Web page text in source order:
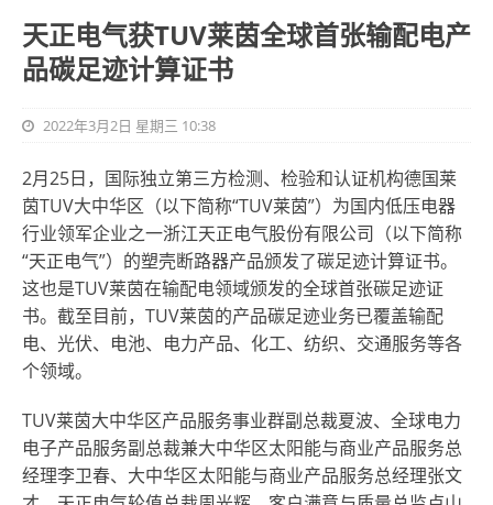
天正电气获TUV莱茵全球首张输配电产
品碳足迹计算证书
2022年3月2日 星期三 10:38
2月25日，国际独立第三方检测、检验和认证机构德国莱
茵TUV大中华区（以下简称“TUV莱茵”）为国内低压电器
行业领军企业之一浙江天正电气股份有限公司（以下简称
“天正电气”）的塑壳断路器产品颁发了碳足迹计算证书。
这也是TUV莱茵在输配电领域颁发的全球首张碳足迹证
书。截至目前，TUV莱茵的产品碳足迹业务已覆盖输配
电、光伏、电池、电力产品、化工、纺织、交通服务等各
个领域。
TUV莱茵大中华区产品服务事业群副总裁夏波、全球电力
电子产品服务副总裁兼大中华区太阳能与商业产品服务总
经理李卫春、大中华区太阳能与商业产品服务总经理张文